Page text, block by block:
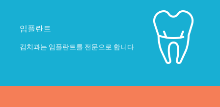
임플란트
김치과는 임플란트를 전문으로 합니다